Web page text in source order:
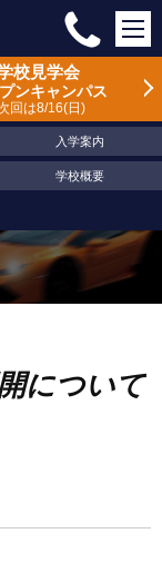
校見学会
ンキャンパス
回は8/16 日
入学案内
学校概要
について